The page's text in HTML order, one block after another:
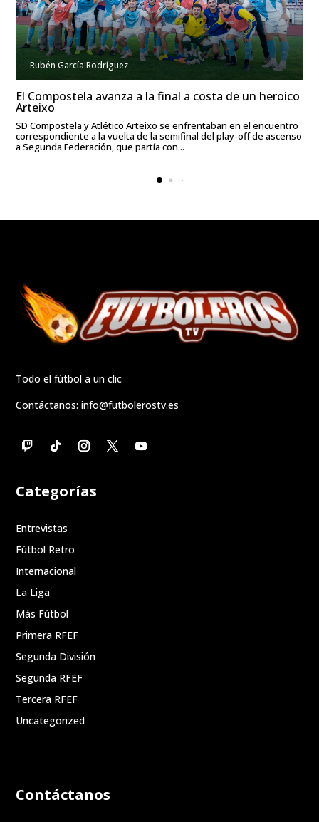
Rubén García Rodríguez
El Compostela avanza a la final a costa de un heroico
Arteixo
SD Compostela y Atlético Arteixo se enfrentaban en el encuentro
correspondiente a la vuelta de la semifinal del play-off de ascenso
a Segunda Federación, que partía con...
Todo el fútbol a un clic
Contáctanos:info@futbolerostv.es
Categorías
Entrevistas
Fútbol Retro
Internacional
La Liga
Más Fútbol
Primera RFEF
Segunda División
Segunda RFEF
Tercera RFEF
Uncategorized
Contáctanos